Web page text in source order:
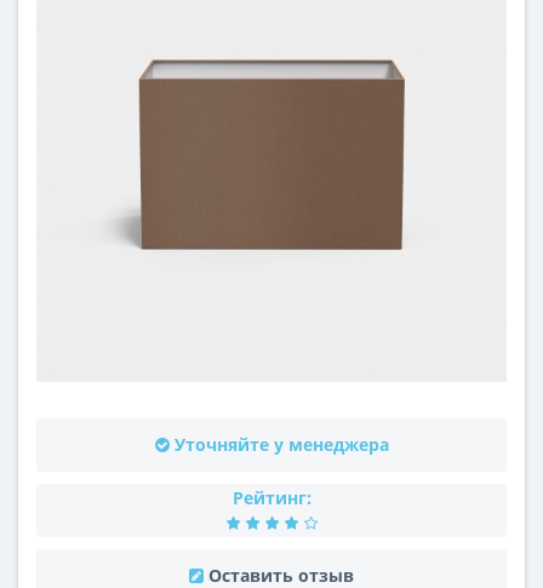
Уточняйте у менеджера
Рейтинг:
Оставить отзыв